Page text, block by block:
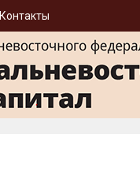
Контакты